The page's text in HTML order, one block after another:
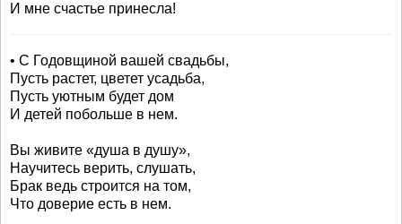
И мне счастье принесла!
• С Годовщиной вашей свадьбы,
Пусть растет, цветет усадьба,
Пусть уютным будет дом
И детей побольше в нем.
Вы живите «душа в душу»,
Научитесь верить, слушать,
Брак ведь строится на том,
Что доверие есть в нем.